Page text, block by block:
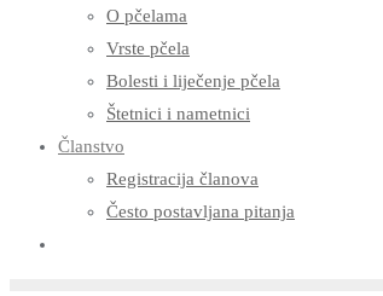
O pčelama
Vrste pčela
Bolesti i liječenje pčela
Štetnici i nametnici
Članstvo
Registracija članova
Često postavljana pitanja